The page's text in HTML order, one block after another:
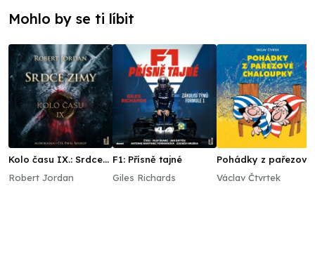
Mohlo by se ti líbit
Kolo času IX.: Srdce
Robert Jordan
F1: Přísně tajné
Giles Richards
Pohádky z pařezové
chaloupky
Václav Čtvrtek